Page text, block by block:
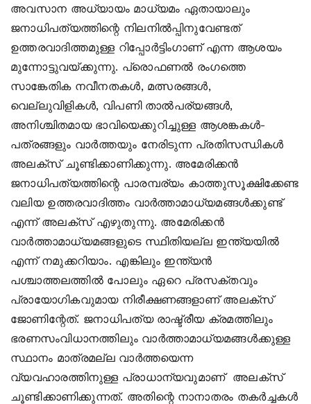
അവസാന അധ്യായം മാധ്യമം ഏതായാലും
ജനാധിപത്യത്തിന്റെ നിലനില്‍പ്പിനുവേണ്ടത്
ഉത്തരവാദിത്തമുള്ള റിപ്പോര്‍ട്ടിംഗാണ് എന്ന ആശയം
മുന്നോട്ടുവയ്ക്കുന്നു. പ്രൊഫണല്‍ രംഗത്തെ
സാങ്കേതിക നവീനതകള്‍, മത്സരങ്ങള്‍,
വെല്ലുവിളികള്‍, വിപണി താല്‍പര്യങ്ങള്‍,
അനിശ്ചിതമായ ഭാവിയെക്കുറിച്ചുള്ള ആശങ്കകള്‍-
പത്രങ്ങളും വാര്‍ത്തയും നേരിടുന്ന പ്രതിസന്ധികള്‍
അലക്‌സ് ചൂണ്ടിക്കാണിക്കുന്നു. അമേരിക്കന്‍
ജനാധിപത്യത്തിന്റെ പാരമ്പര്യം കാത്തുസൂക്ഷിക്കേണ്ട
വലിയ ഉത്തരവാദിത്തം വാര്‍ത്താമാധ്യമങ്ങള്‍ക്കുണ്ട്
എന്ന് അലക്‌സ് എഴുതുന്നു. അമേരിക്കന്‍
വാര്‍ത്താമാധ്യമങ്ങളുടെ സ്ഥിതിയല്ല ഇന്ത്യയില്‍
എന്ന് നമുക്കറിയാം. എങ്കിലും ഇന്ത്യന്‍
പശ്ചാത്തലത്തില്‍ പോലും ഏറെ പ്രസക്തവും
പ്രായോഗികവുമായ നിരീക്ഷണങ്ങളാണ് അലക്‌സ്
ജോണിന്റേത്. ജനാധിപത്യ രാഷ്ട്രീയ ക്രമത്തിലും
ഭരണസംവിധാനത്തിലും വാര്‍ത്താമാധ്യമങ്ങള്‍ക്കുള്ള
സ്ഥാനം മാത്രമല്ല വാര്‍ത്തയെന്ന
വ്യവഹാരത്തിനുള്ള പ്രാധാന്യവുമാണ് അലക്‌സ്
ചൂണ്ടിക്കാണിക്കുന്നത്. അതിന്റെ നാനാതരം തകര്‍ച്ചകള്‍